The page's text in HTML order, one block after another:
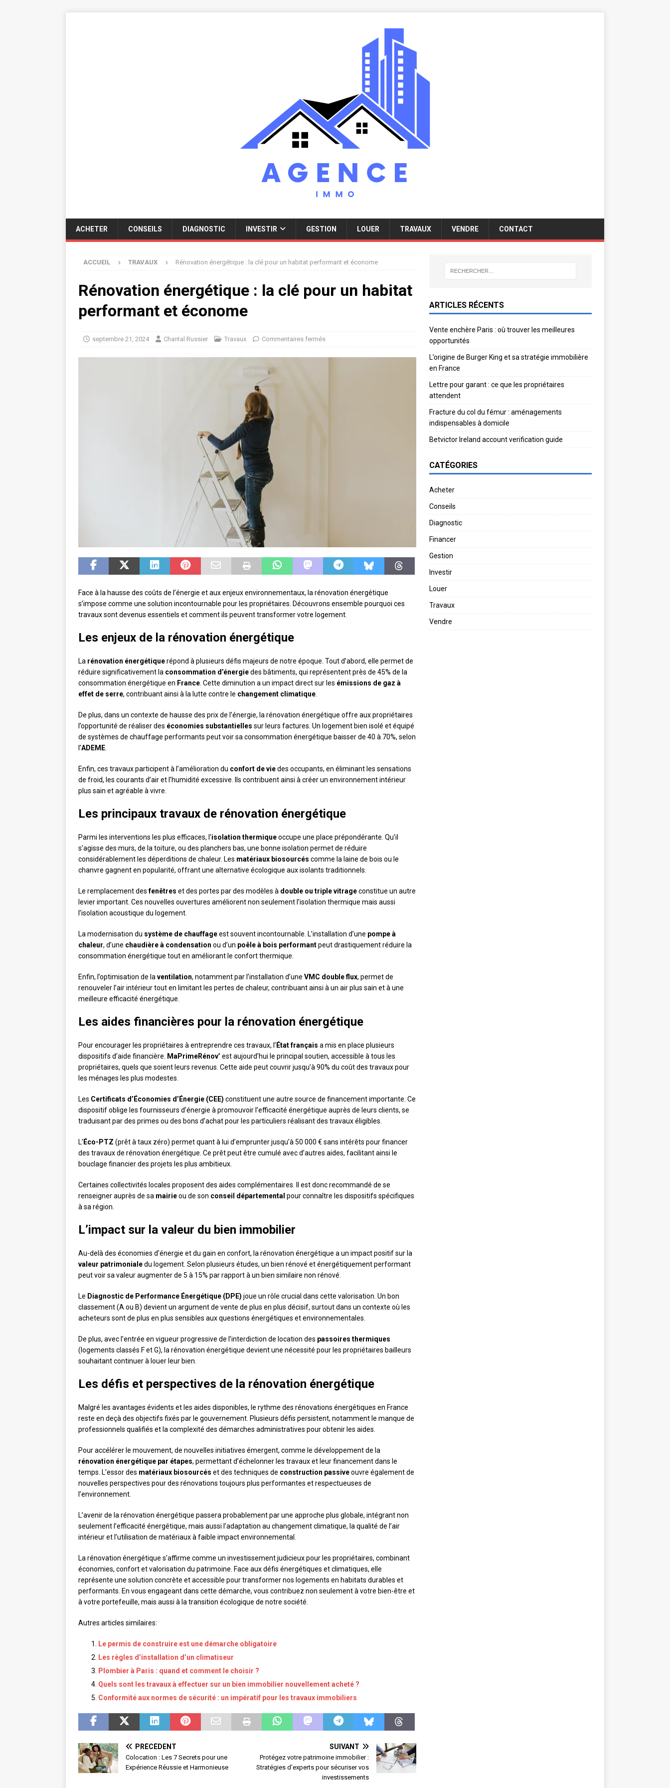
ACHETER CONSEILS DIAGNOSTIC INVESTIR GESTION LOUER TRAVAUX VENDRE CONTACT
ACCUEIL TRAVAUX Rénovation énergétique : la clé pour un habitat performant et économe
Rénovation énergétique : la clé pour un habitat
performant et économe
septembre 21, 2024 Chantal Russier Travaux Commentaires fermés
Face à la hausse des coûts de l’énergie et aux enjeux environnementaux, la rénovation énergétique
s’impose comme une solution incontournable pour les propriétaires. Découvrons ensemble pourquoi ces
travaux sont devenus essentiels et comment ils peuvent transformer votre logement.
Les enjeux de la rénovation énergétique
La rénovation énergétiquerépond à plusieurs défis majeurs de notre époque. Tout d’abord, elle permet de
réduire significativement la consommation d’énergiedes bâtiments, qui représentent près de 45% de la
consommation énergétique en France . Cette diminution a un impact direct sur les émissions de gaz à
effet de serre, contribuant ainsi à la lutte contre le changement climatique
De plus, dans un contexte de hausse des prix de l’énergie, la rénovation énergétique offre aux propriétaires
l’opportunité de réaliser des économies substantielles sur leurs factures. Un logement bien isolé et équipé
de systèmes de chauffage performants peut voir sa consommation énergétique baisser de 40 à 70%, selon
l’ADEME
Enfin, ces travaux participent à l’amélioration du confort de viedes occupants, en éliminant les sensations
de froid, les courants d’air et l’humidité excessive. Ils contribuent ainsi à créer un environnement intérieur
plus sain et agréable à vivre.
Les principaux travaux de rénovation énergétique
Parmi les interventions les plus efficaces, l’isolation thermiqueoccupe une place prépondérante. Qu’il
s’agisse des murs, de la toiture, ou des planchers bas, une bonne isolation permet de réduire
considérablement les déperditions de chaleur. Les matériaux biosourcés comme la laine de bois ou le
chanvre gagnent en popularité, offrant une alternative écologique aux isolants traditionnels.
Le remplacement desfenêtres et des portes par des modèles à double ou triple vitrageconstitue un autre
levier important. Ces nouvelles ouvertures améliorent non seulement l’isolation thermique mais aussi
l’isolation acoustique du logement.
La modernisation du système de chauffageest souvent incontournable. L’installation d’une pompe à
chaleur, d’une chaudière à condensation ou d’un poêle à bois performantpeut drastiquement réduire la
consommation énergétique tout en améliorant le confort thermique.
Enfin, l’optimisation de la ventilation, notamment par l’installation d’une VMC double flux, permet de
renouveler l’air intérieur tout en limitant les pertes de chaleur, contribuant ainsi à un air plus sain et à une
meilleure efficacité énergétique.
Les aides financières pour la rénovation énergétique
Pour encourager les propriétaires à entreprendre ces travaux, l’ État français a mis en place plusieurs
dispositifs d’aide financière.
MaPrimeRénov’ est aujourd’hui le principal soutien, accessible à tous les
propriétaires, quels que soient leurs revenus. Cette aide peut couvrir jusqu’à 90% du coût des travaux pour
les ménages les plus modestes.
Les Certificats d’Économies d’Énergie (CEE) constituent une autre source de financement importante. Ce
dispositif oblige les fournisseurs d’énergie à promouvoir l’efficacité énergétique auprès de leurs clients, se
traduisant par des primes ou des bons d’achat pour les particuliers réalisant des travaux éligibles.
L’ Éco-PTZ (prêt à taux zéro) permet quant à lui d’emprunter jusqu’à 50 000 € sans intérêts pour financer
des travaux de rénovation énergétique. Ce prêt peut être cumulé avec d’autres aides, facilitant ainsi le
bouclage financier des projets les plus ambitieux.
Certaines collectivités locales proposent des aides complémentaires. Il est donc recommandé de se
renseigner auprès de sa mairieou de son conseil départemental pour connaître les dispositifs spécifiques
à sa région.
L’impact sur la valeur du bien immobilier
Au-delà des économies d’énergie et du gain en confort, la rénovation énergétique a un impact positif sur la
valeur patrimonialedu logement. Selon plusieurs études, un bien rénové et énergétiquement performant
peut voir sa valeur augmenter de 5 à 15% par rapport à un bien similaire non rénové.
Le Diagnostic de Performance Énergétique (DPE) joue un rôle crucial dans cette valorisation. Un bon
classement (A ou B) devient un argument de vente de plus en plus décisif, surtout dans un contexte où les
acheteurs sont de plus en plus sensibles aux questions énergétiques et environnementales.
De plus, avec l’entrée en vigueur progressive de l’interdiction de location des passoires thermiques
(logements classés F et G), la rénovation énergétique devient une nécessité pour les propriétaires bailleurs
souhaitant continuer à louer leur bien.
Les défis et perspectives de la rénovation énergétique
Malgré les avantages évidents et les aides disponibles, le rythme des rénovations énergétiques en France
reste en deçà des objectifs fixés par le gouvernement. Plusieurs défis persistent, notamment le manque de
professionnels qualifiés et la complexité des démarches administratives pour obtenir les aides.
Pour accélérer le mouvement, de nouvelles initiatives émergent, comme le développement de la
rénovation énergétique par étapes, permettant d’échelonner les travaux et leur financement dans le
temps. L’essor des matériaux biosourcés et des techniques de construction passiveouvre également de
nouvelles perspectives pour des rénovations toujours plus performantes et respectueuses de
l’environnement.
L’avenir de la rénovation énergétique passera probablement par une approche plus globale, intégrant non
seulement l’efficacité énergétique, mais aussi l’adaptation au changement climatique, la qualité de l’air
intérieur et l’utilisation de matériaux à faible impact environnemental.
La rénovation énergétique s’affirme comme un investissement judicieux pour les propriétaires, combinant
économies, confort et valorisation du patrimoine. Face aux défis énergétiques et climatiques, elle
représente une solution concrète et accessible pour transformer nos logements en habitats durables et
performants. En vous engageant dans cette démarche, vous contribuez non seulement à votre bien-être et
à votre portefeuille, mais aussi à la transition écologique de notre société.
Autres articles similaires:
Le permis de construire est une démarche obligatoire
Les règles d’installation d’un climatiseur
Plombier à Paris : quand et comment le choisir ?
Quels sont les travaux à effectuer sur un bien immobilier nouvellement acheté ?
Conformité aux normes de sécurité : un impératif pour les travaux immobiliers
PRÉCÉDENT
Colocation : Les 7 Secrets pour une
Expérience Réussie et Harmonieuse
SUIVANT
Protégez votre patrimoine immobilier :
Stratégies d’experts pour sécuriser vos
investissements
ARTICLES RÉCENTS
Vente enchère Paris : où trouver les meilleures
opportunités
L’origine de Burger King et sa stratégie immobilière
en France
Lettre pour garant : ce que les propriétaires
attendent
Fracture du col du fémur : aménagements
indispensables à domicile
Betvictor Ireland account verification guide
CATÉGORIES
Acheter
Conseils
Diagnostic
Financer
Gestion
Investir
Louer
Travaux
Vendre